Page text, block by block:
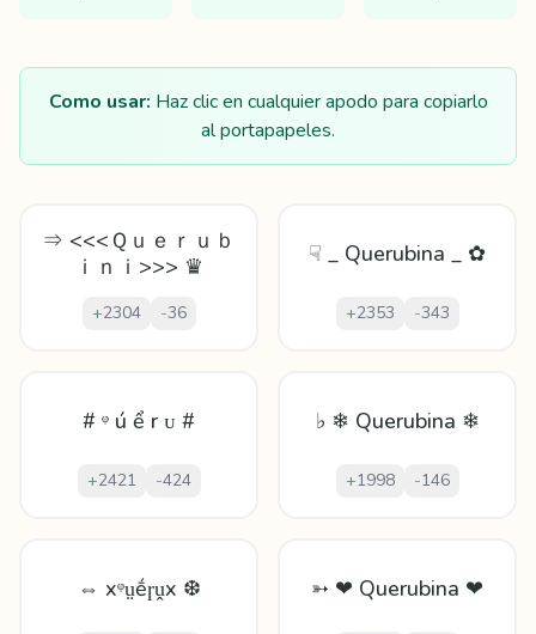
Como usar: Haz clic en cualquier apodo para copiarlo
al portapapeles.
⇒ <<<Ｑｕｅｒｕｂ
ｉｎｉ>>> ♛
+2304 -36
☟ _ Querubina _ ✿
+2353 -343
# ᵠ ú ể r ᴜ #
+2421 -424
♭ ❄ Querubina ❄
+1998 -146
⇔ xᵠṳḗɼṷx ❆ ➳ ❤ Querubina ❤